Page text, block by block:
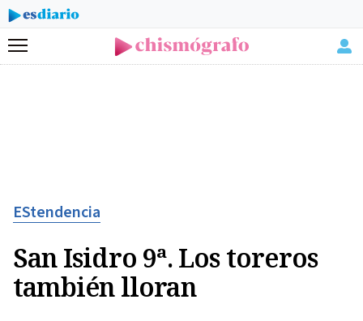
Menú
EStendencia
San Isidro 9ª. Los toreros
también lloran